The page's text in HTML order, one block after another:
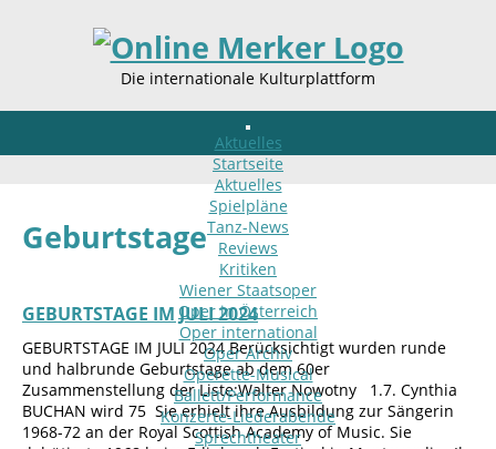
Die internationale Kulturplattform
Aktuelles
Startseite
Aktuelles
Spielpläne
Tanz-News
Reviews
Kritiken
Wiener Staatsoper
Oper in Österreich
Oper international
Oper Archiv
Operette-Musical
Ballett/Performance
Konzerte-Liederabende
Sprechtheater
Geburtstage
GEBURTSTAGE IM JULI 2024
GEBURTSTAGE IM JULI 2024 Berücksichtigt wurden runde
und halbrunde Geburtstage ab dem 60er
Zusammenstellung der Liste:Walter Nowotny 1.7. Cynthia
BUCHAN wird 75 Sie erhielt ihre Ausbildung zur Sängerin
1968-72 an der Royal Scottish Academy of Music. Sie